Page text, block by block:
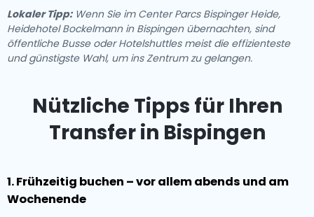
Lokaler Tipp:Wenn Sie im Center Parcs Bispinger Heide,
Heidehotel Bockelmann in Bispingen übernachten, sind
öffentliche Busse oder Hotelshuttles meist die effizienteste
und günstigste Wahl, um ins Zentrum zu gelangen.
Nützliche Tipps für Ihren
Transfer in Bispingen
1. Frühzeitig buchen – vor allem abends und am
Wochenende